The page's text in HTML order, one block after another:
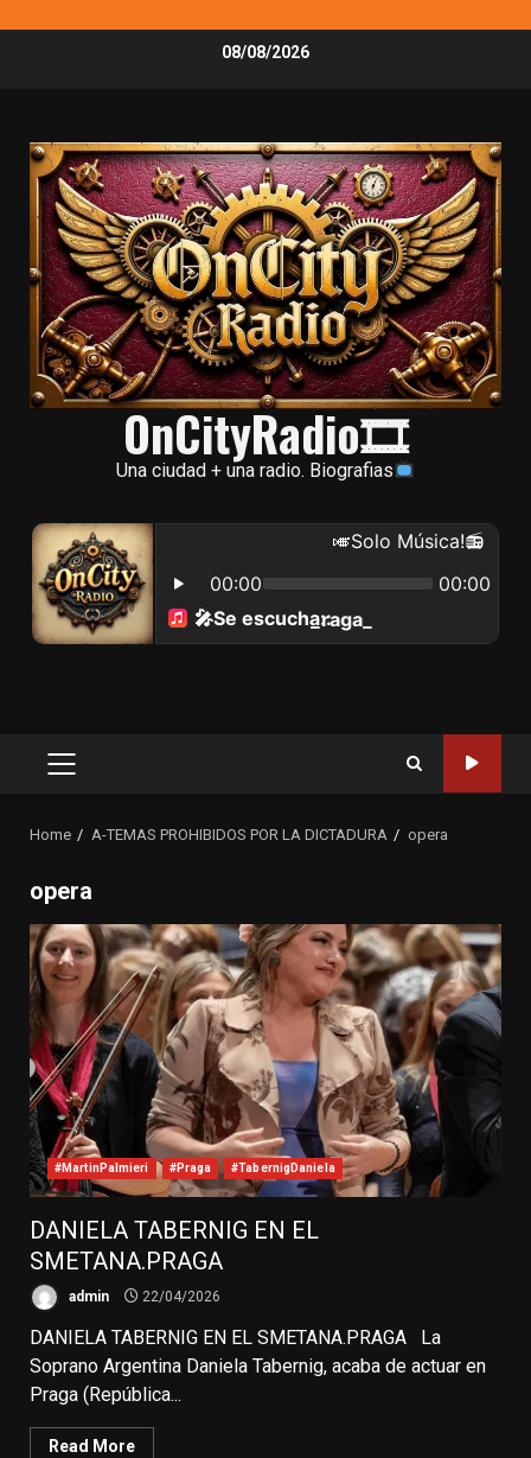
08/08/2026
OnCityRadio🎞
Una ciudad + una radio. Biografias
Primary
Home A-TEMAS PROHIBIDOS POR LA DICTADURA opera
opera
#MartinPalmieri #Praga #TabernigDaniela
DANIELA TABERNIG EN EL
SMETANA.PRAGA
admin 22/04/2026
DANIELA TABERNIG EN EL SMETANA.PRAGA La
Soprano Argentina Daniela Tabernig, acaba de actuar en
Praga (República...
Read More